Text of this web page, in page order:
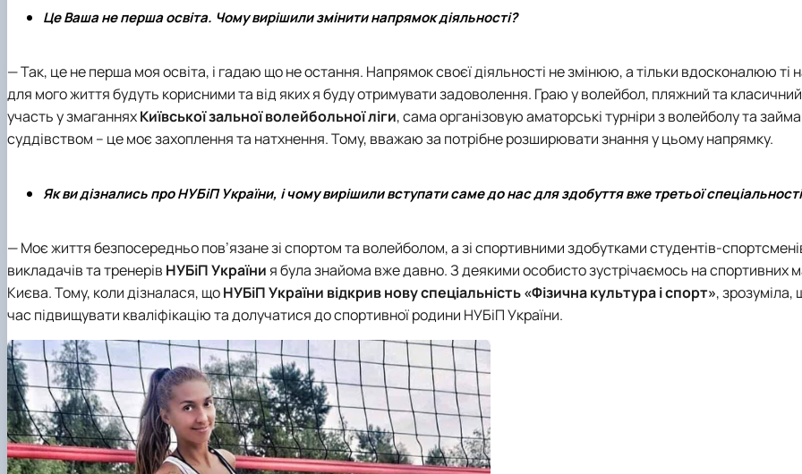
Це Ваша не перша освіта. Чому вирішили змінити напрямок діяльності?
— Так, це не перша моя освіта, і гадаю що не остання. Напрямок своєї діяльності не змінюю, а тільки вдосконалюю ті
для мого життя будуть корисними та від яких я буду отримувати задоволення. Граю у волейбол, пляжний та
участь у змаганняхКиївської зальної волейбольної ліги, сама організовую аматорські турніри з волейболу та
суддівством – це моє захоплення та натхнення. Тому, вважаю за потрібне розширювати знання у цьому напрямку.
Як ви дізнались про НУБіП України, і чому вирішили вступати саме до нас для здобуття вже третьої
— Моє життя безпосередньо пов’язане зі спортом та волейболом, а зі спортивними здобутками студентів-
викладачів та тренерів НУБіП України я була знайома вже давно. З деякими особисто зустрічаємось на спортивних
Києва. Тому, коли дізналася, щоНУБіП України відкрив нову спеціальність«Фізична культура і спорт», зрозуміла,
час підвищувати кваліфікацію та долучатися до спортивної родини НУБіП України.